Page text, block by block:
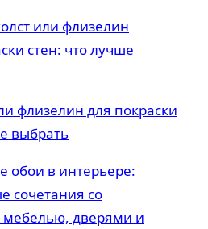
флизелин для покраски
выбрать